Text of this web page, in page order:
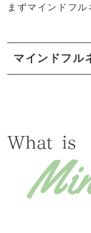
まずマインドフル
マインドフル